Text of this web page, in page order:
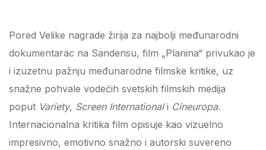
Pored Velike nagrade žirija za najbolji međunarodni
dokumentarac na Sandensu, film „Planina“ privukao je
i izuzetnu pažnju međunarodne filmske kritike, uz
snažne pohvale vodećih svetskih filmskih medija
poput Variety, Screen Internationali Cineuropa.
Internacionalna kritika film opisuje kao vizuelno
impresivno, emotivno snažno i autorski suvereno